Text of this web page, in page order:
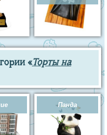
«Торты на
Панда